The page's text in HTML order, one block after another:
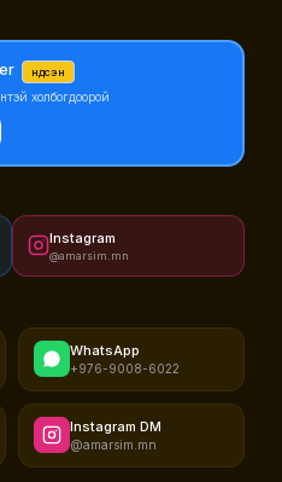
Үндсэн
холбогдоорой
Instagram
@amarsim.mn
WhatsApp
+976-9008-6022
Instagram DM
@amarsim.mn